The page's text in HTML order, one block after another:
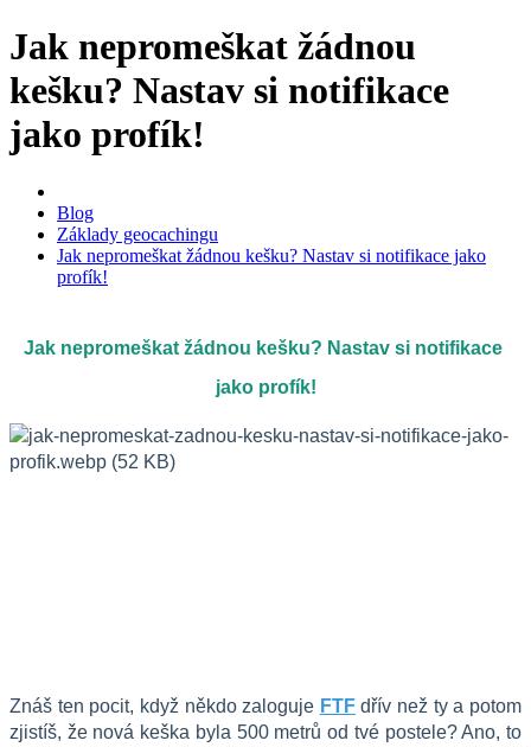
Jak nepromeškat žádnou
kešku? Nastav si notifikace
jako profík!
Blog
Základy geocachingu
Jak nepromeškat žádnou kešku? Nastav si notifikace jako
profík!
Jak nepromeškat žádnou kešku? Nastav si notifikace
jako profík!
Znáš ten pocit, když někdo zaloguje FTF dřív než ty a potom
zjistíš, že nová keška byla 500 metrů od tvé postele? Ano, to